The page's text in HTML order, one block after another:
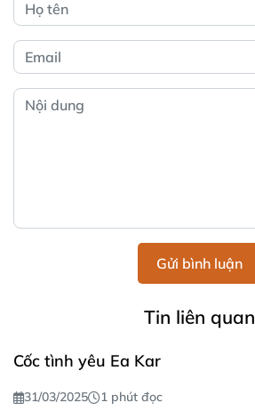
Gửi bình luận
Tin liên quan
Cốc tình yêu Ea Kar
31/03/2025
1 phút đọc